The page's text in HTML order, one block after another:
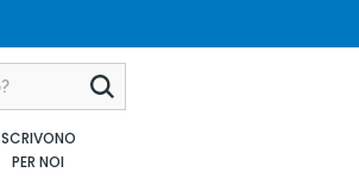
SCRIVONO
PER NOI